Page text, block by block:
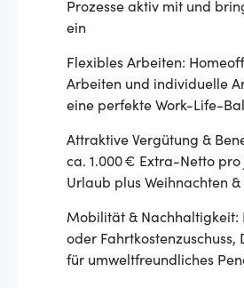
Prozesse aktiv mit und
ein
Flexibles Arbeiten:
Arbeiten und individuelle
eine perfekte Work-Life-
Attraktive Vergütung &
ca. 1.000 € Extra-Netto pro
Urlaub plus Weihnachten &
Mobilität & Nachhaltigkeit:
oder
für umweltfreundliches